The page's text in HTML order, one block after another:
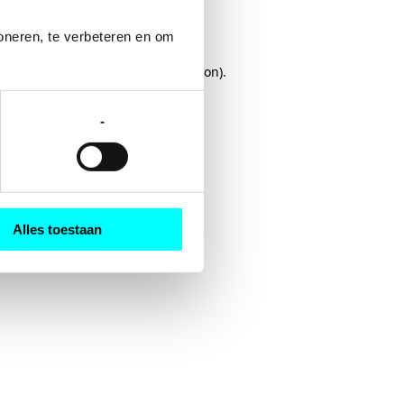
te verbeteren en om
-
Alles toestaan
for more information).